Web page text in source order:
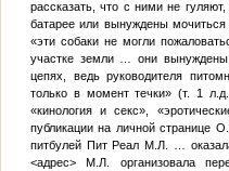
рассказать, что с ними не
батарее или вынуждены
«эти собаки не могли
участке земли … они
цепях, ведь руководителя
только в момент течки» (т. 1
«кинология и секс»,
публикации на личной странице
питбулей Пит Реал М.Л.
…
<адрес>
М.Л.
организовала